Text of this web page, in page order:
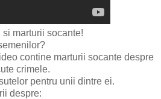
si marturii socante!
contine marturii socante despre
crimele.
pentru unii dintre ei.
despre: